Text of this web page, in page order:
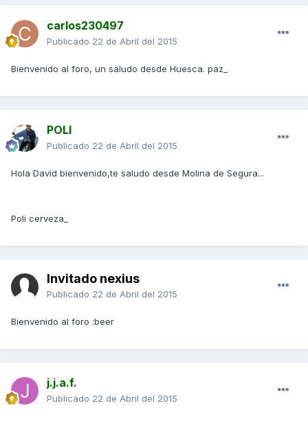
carlos230497
Publicado 22 de Abril del 2015
Bienvenido al foro, un saludo desde Huesca. paz_
POLI
Publicado 22 de Abril del 2015
Hola David bienvenido,te saludo desde Molina de Segura...
Poli cerveza_
Invitado nexius
Publicado 22 de Abril del 2015
Bienvenido al foro :beer
j.j.a.f.
Publicado 22 de Abril del 2015